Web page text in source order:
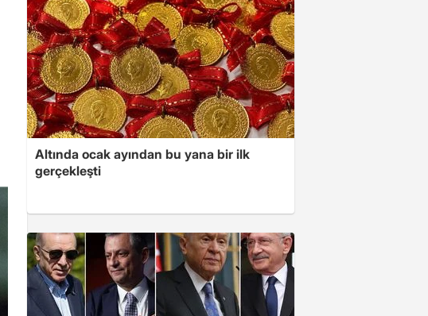
Altında ocak ayından bu yana bir ilk
gerçekleşti